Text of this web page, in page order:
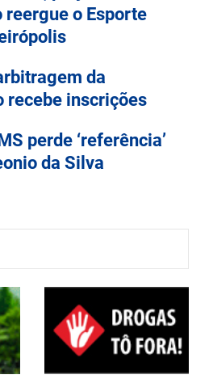
o Esporte
da
recebe inscrições
perde ‘referência’
da Silva